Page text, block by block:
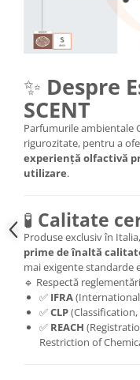
✨ Despre
SCENT
Parfumurile ambientale
rigurozitate, pentru a
experiență olfactivă
utilizare.
🧪 Calitate
Produse exclusiv în
prime de înaltă
mai exigente standarde
🔹 Respectă
✅ IFRA
✅CLP
✅ REACH
Restriction of